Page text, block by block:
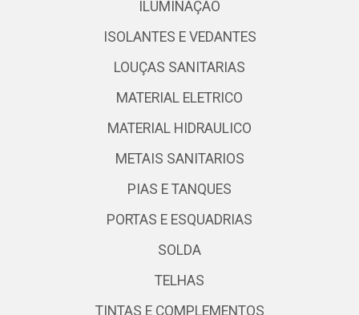
ILUMINAÇÃO
ISOLANTES E VEDANTES
LOUÇAS SANITARIAS
MATERIAL ELETRICO
MATERIAL HIDRAULICO
METAIS SANITARIOS
PIAS E TANQUES
PORTAS E ESQUADRIAS
SOLDA
TELHAS
TINTAS E COMPLEMENTOS